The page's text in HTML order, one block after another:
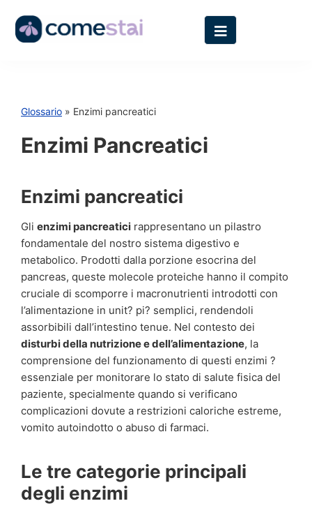
Glossario » Enzimi pancreatici
Enzimi Pancreatici
Enzimi pancreatici
Gli enzimi pancreatici rappresentano un pilastro
fondamentale del nostro sistema digestivo e
metabolico. Prodotti dalla porzione esocrina del
pancreas, queste molecole proteiche hanno il compito
cruciale di scomporre i macronutrienti introdotti con
l’alimentazione in unit? pi? semplici, rendendoli
assorbibili dall’intestino tenue. Nel contesto dei
disturbi della nutrizione e dell’alimentazione, la
comprensione del funzionamento di questi enzimi ?
essenziale per monitorare lo stato di salute fisica del
paziente, specialmente quando si verificano
complicazioni dovute a restrizioni caloriche estreme,
vomito autoindotto o abuso di farmaci.
Le tre categorie principali
degli enzimi